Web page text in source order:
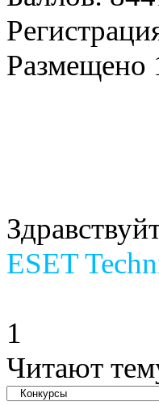
Размещено
ESET
1
Читают